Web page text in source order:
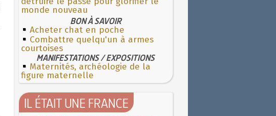
monde nouveau
BON À SAVOIR
Acheter chat en poche
Combattre quelqu'un à armes
courtoises
MANIFESTATIONS / EXPOSITIONS
Maternités, archéologie de la
figure maternelle
IL ÉTAIT UNE FRANCE